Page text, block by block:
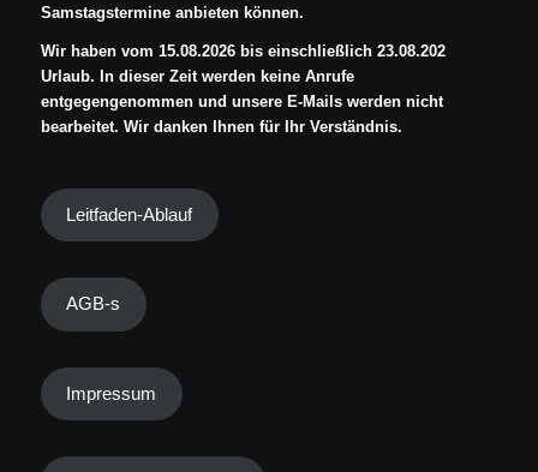
Samstagstermine anbieten können.
Wir haben vom 15.08.2026 bis einschließlich 23.08.202
Urlaub. In dieser Zeit werden keine Anrufe
entgegengenommen und unsere E-Mails werden nicht
bearbeitet. Wir danken Ihnen für Ihr Verständnis.
Leitfaden-Ablauf
AGB-s
Impressum